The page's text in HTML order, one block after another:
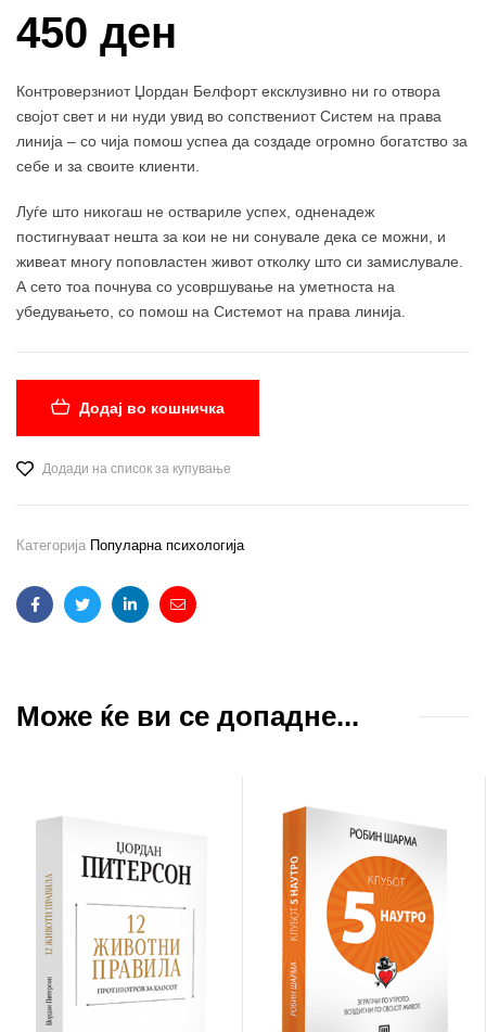
450 ден
Контроверзниот Џордан Белфорт ексклузивно ни го отвора
својот свет и ни нуди увид во сопствениот Систем на права
линија – со чија помош успеа да создаде огромно богатство за
себе и за своите клиенти.
Луѓе што никогаш не оствариле успех, одненадеж
постигнуваат нешта за кои не ни сонувале дека се можни, и
живеат многу поповластен живот отколку што си замислувале.
А сето тоа почнува со усовршување на уметноста на
убедувањето, со помош на Системот на права линија.
Додај во кошничка
Додади на список за купување
Категорија Популарна психологија
FacebookTwitterLinkedinEmail
Може ќе ви се допадне...